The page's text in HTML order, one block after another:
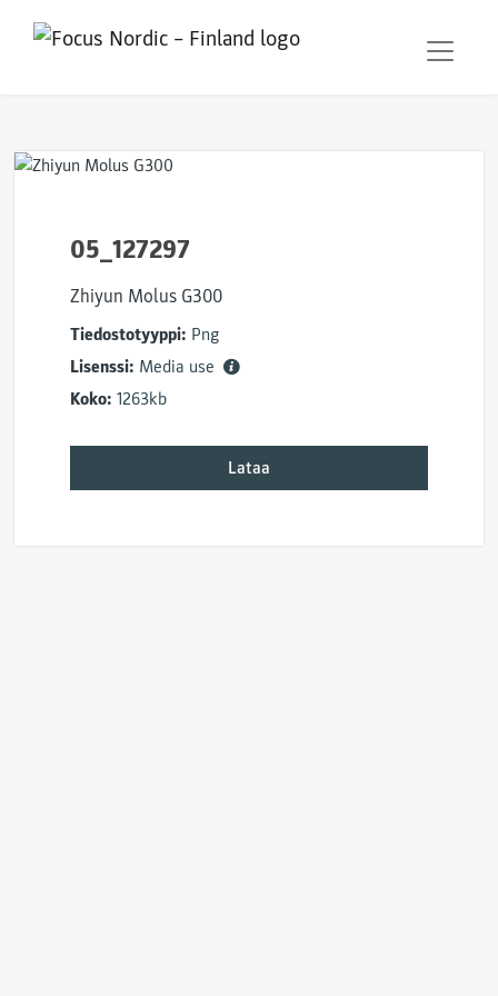
05_127297
Zhiyun Molus G300
Tiedostotyyppi: Png
Lisenssi: Media use
Koko: 1263kb
Lataa